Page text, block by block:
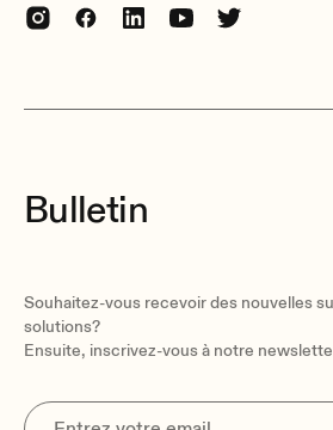
Bulletin
Souhaitez-vous recevoir des nouvelles
solutions?
Ensuite, inscrivez-vous à notre